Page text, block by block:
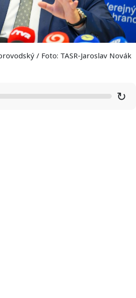
/ Foto: TASR-Jaroslav Novák
↻